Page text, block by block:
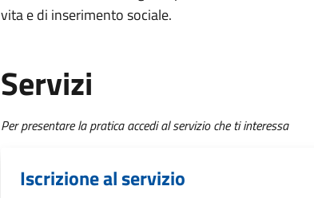
vita e di inserimento sociale.
Servizi
Per presentare la pratica accedi al servizio che ti interessa
Iscrizione al servizio